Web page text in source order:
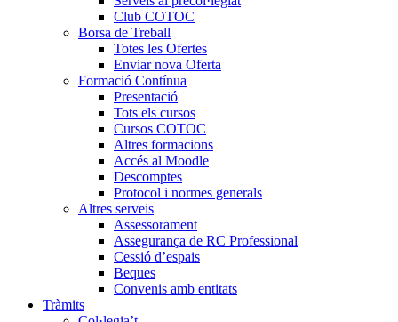
Club COTOC
Borsa de Treball
Totes les Ofertes
Enviar nova Oferta
Formació Contínua
Presentació
Tots els cursos
Cursos COTOC
Altres formacions
Accés al Moodle
Descomptes
Protocol i normes generals
Altres serveis
Assessorament
Assegurança de RC Professional
Cessió d’espais
Beques
Convenis amb entitats
Tràmits